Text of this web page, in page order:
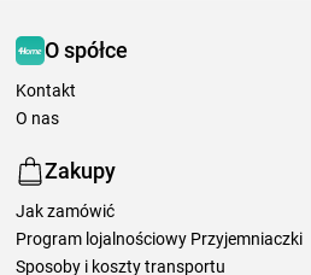
O spółce
Kontakt
O nas
Zakupy
Jak zamówić
Program lojalnościowy Przyjemniaczki
Sposoby i koszty transportu